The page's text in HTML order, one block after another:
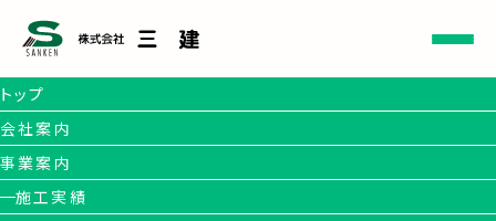
トップ
会社案内
事業案内
施工実績
CONTACT
三建会 その他
のお問い合わ